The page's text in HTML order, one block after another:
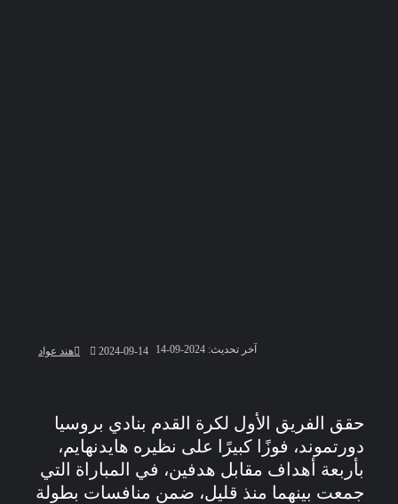
هند عواد 2024-09-14 آخر تحديث: 2024-09-14
حقق الفريق الأول لكرة القدم بنادي بروسيا
دورتموند، فوزًا كبيرًا على نظيره هايدنهايم،
بأربعة أهداف مقابل هدفين، في المباراة التي
جمعت بينهما منذ قليل، ضمن منافسات بطولة